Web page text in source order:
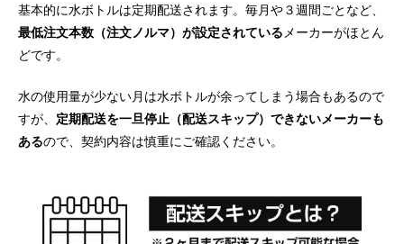
基本的に水ボトルは定期配送されます。毎月や３週間ごとなど、
最低注文本数（注文ノルマ）が設定されているメーカーがほとん
どです。
水の使用量が少ない月は水ボトルが余ってしまう場合もあるので
すが、 定期配送を一旦停止（配送スキップ）できないメーカーも
あるので、契約内容は慎重にご確認ください。